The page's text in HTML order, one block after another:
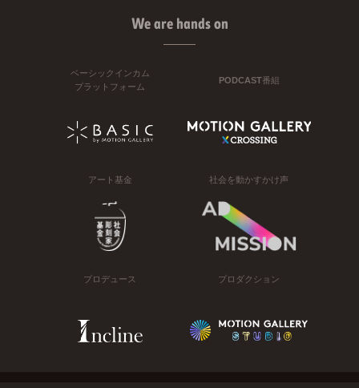
We are hands on
ベーシックインカム
プラットフォーム
PODCAST番組
アート基金 社会を動かすかけ声
プロデュース プロダクション